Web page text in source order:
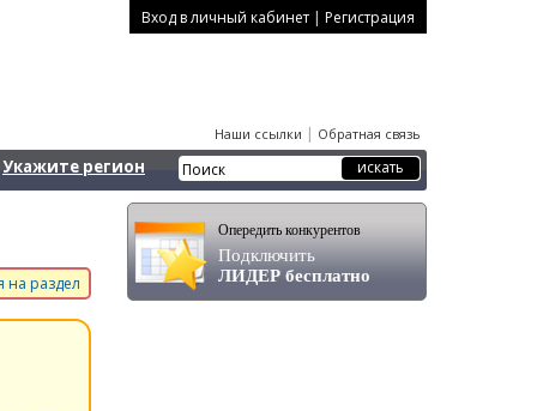
Вход в личный кабинет | Регистрация
Наши ссылки | Обратная связь
Укажите регион
на раздел
Опередить конкурентов
Подключить
ЛИДЕР бесплатно